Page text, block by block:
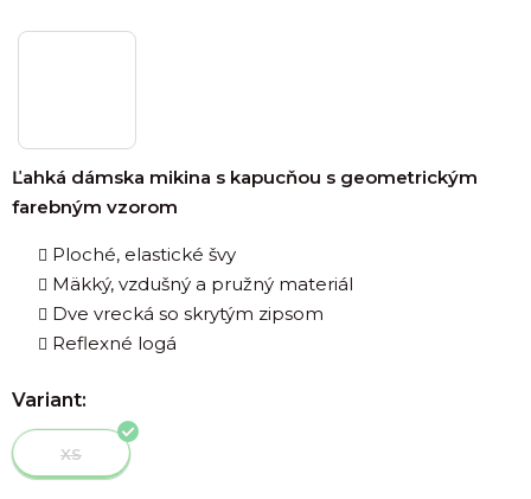
Ľahká dámska mikina s kapucňou s geometrickým
farebným vzorom
Ploché, elastické švy
Mäkký, vzdušný a pružný materiál
Dve vrecká so skrytým zipsom
Reflexné logá
Variant:
XS